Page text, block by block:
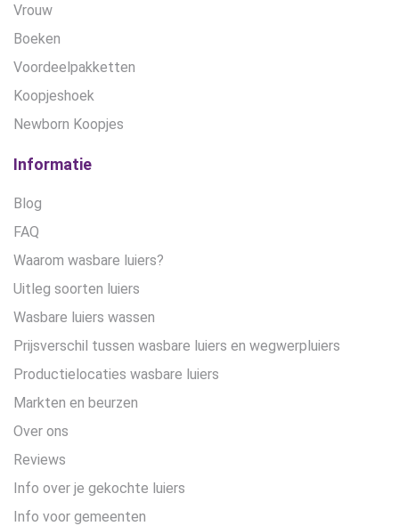
Vrouw
Boeken
Voordeelpakketten
Koopjeshoek
Newborn Koopjes
Informatie
Blog
FAQ
Waarom wasbare luiers?
Uitleg soorten luiers
Wasbare luiers wassen
Prijsverschil tussen wasbare luiers en wegwerpluiers
Productielocaties wasbare luiers
Markten en beurzen
Over ons
Reviews
Info over je gekochte luiers
Info voor gemeenten